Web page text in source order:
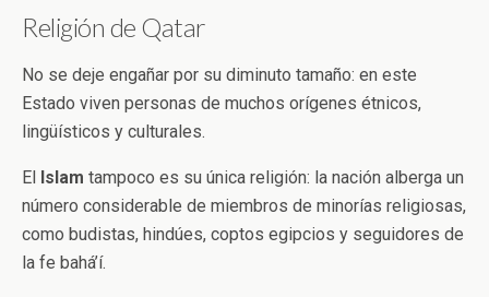
Religión de Qatar
No se deje engañar por su diminuto tamaño: en este
Estado viven personas de muchos orígenes étnicos,
lingüísticos y culturales.
El Islam tampoco es su única religión: la nación alberga un
número considerable de miembros de minorías religiosas,
como budistas, hindúes, coptos egipcios y seguidores de
la fe bahá’í.